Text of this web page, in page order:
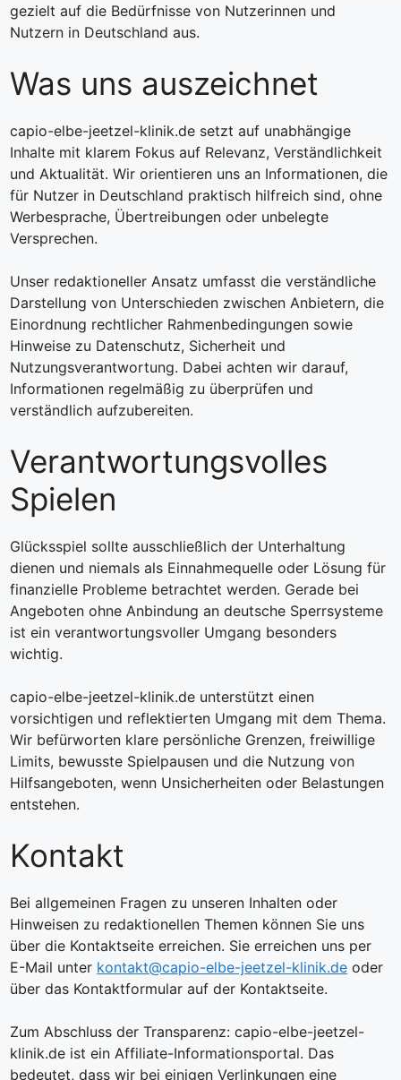
gezielt auf die Bedürfnisse von Nutzerinnen und
Nutzern in Deutschland aus.
Was uns auszeichnet
capio-elbe-jeetzel-klinik.de setzt auf unabhängige
Inhalte mit klarem Fokus auf Relevanz, Verständlichkeit
und Aktualität. Wir orientieren uns an Informationen, die
für Nutzer in Deutschland praktisch hilfreich sind, ohne
Werbesprache, Übertreibungen oder unbelegte
Versprechen.
Unser redaktioneller Ansatz umfasst die verständliche
Darstellung von Unterschieden zwischen Anbietern, die
Einordnung rechtlicher Rahmenbedingungen sowie
Hinweise zu Datenschutz, Sicherheit und
Nutzungsverantwortung. Dabei achten wir darauf,
Informationen regelmäßig zu überprüfen und
verständlich aufzubereiten.
Verantwortungsvolles
Spielen
Glücksspiel sollte ausschließlich der Unterhaltung
dienen und niemals als Einnahmequelle oder Lösung für
finanzielle Probleme betrachtet werden. Gerade bei
Angeboten ohne Anbindung an deutsche Sperrsysteme
ist ein verantwortungsvoller Umgang besonders
wichtig.
capio-elbe-jeetzel-klinik.de unterstützt einen
vorsichtigen und reflektierten Umgang mit dem Thema.
Wir befürworten klare persönliche Grenzen, freiwillige
Limits, bewusste Spielpausen und die Nutzung von
Hilfsangeboten, wenn Unsicherheiten oder Belastungen
entstehen.
Kontakt
Bei allgemeinen Fragen zu unseren Inhalten oder
Hinweisen zu redaktionellen Themen können Sie uns
über die Kontaktseite erreichen. Sie erreichen uns per
E-Mail unter kontakt@capio-elbe-jeetzel-klinik.de oder
über das Kontaktformular auf der Kontaktseite.
Zum Abschluss der Transparenz: capio-elbe-jeetzel-
klinik.de ist ein Affiliate-Informationsportal. Das
bedeutet, dass wir bei einigen Verlinkungen eine